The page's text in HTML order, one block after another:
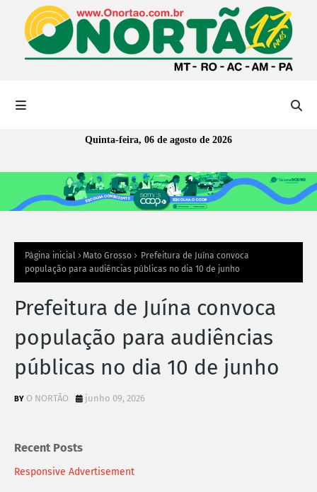
Quinta-feira, 06 de agosto de 2026
Página inicial Mato Grosso
Prefeitura de Juína convoca
população para audiências públicas no dia 10 de junho
Prefeitura de Juína convoca
população para audiências
públicas no dia 10 de junho
O NORTÃO junho 09, 2026
Recent Posts
Responsive Advertisement